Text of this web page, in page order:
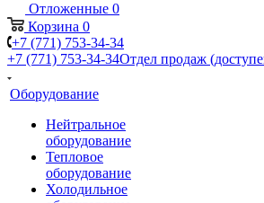
Отложенные 0
Корзина 0
+7 (771) 753-34-34
+7 (771) 753-34-34Отдел продаж
Оборудование
Нейтральное
оборудование
Тепловое
оборудование
Холодильное